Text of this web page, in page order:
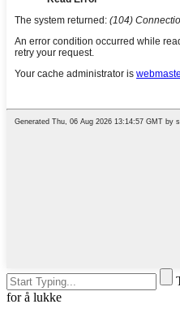
for å lukke